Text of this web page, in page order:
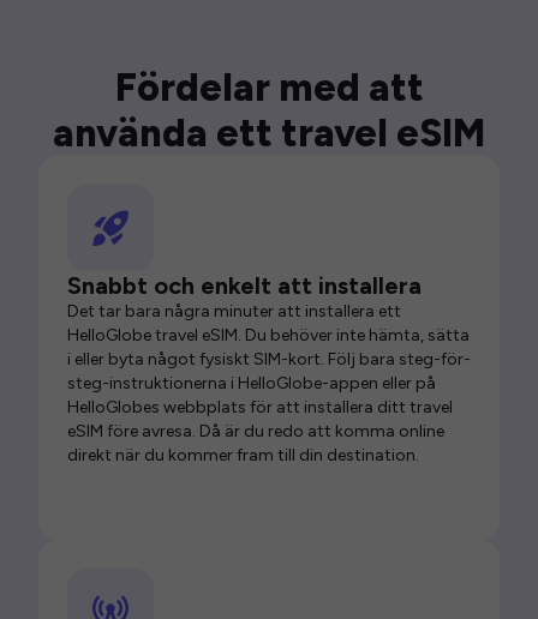
Fördelar med att
använda ett travel eSIM
Snabbt och enkelt att installera
Det tar bara några minuter att installera ett
HelloGlobe travel eSIM. Du behöver inte hämta, sätta
i eller byta något fysiskt SIM-kort. Följ bara steg-för-
steg-instruktionerna i HelloGlobe-appen eller på
HelloGlobes webbplats för att installera ditt travel
eSIM före avresa. Då är du redo att komma online
direkt när du kommer fram till din destination.